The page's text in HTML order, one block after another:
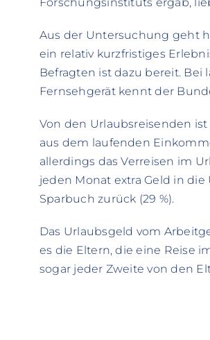
Aus der Untersuchung geht
ein relativ kurzfristiges
Befragten ist dazu bereit.
Fernsehgerät kennt der
Von den Urlaubsreisenden
aus dem laufenden
allerdings das Verreisen im
jeden Monat extra Geld in die
Sparbuch zurück (29 %).
Das Urlaubsgeld vom
es die Eltern, die eine Reise
sogar jeder Zweite von den